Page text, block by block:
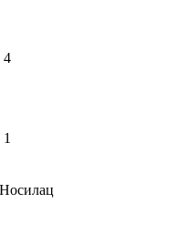
4
1
Носилац